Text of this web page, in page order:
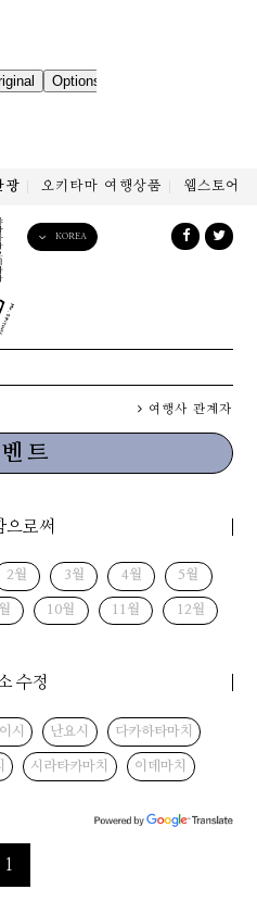
광 오키타마 여행상품 웹스토어
KOREA
여행사 관계자
트
으로써
2월 3월 4월 5월
10월 11월 12월
수정
시 난요시 다카하타마치
시라타카마치 이데마치
1